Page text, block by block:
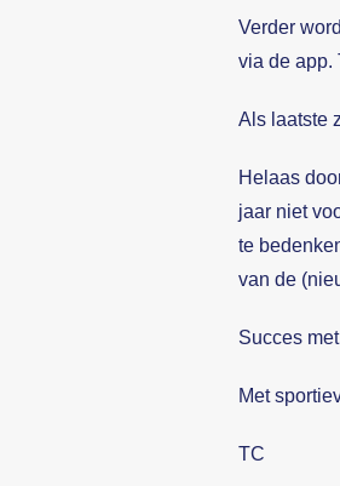
Verder
via de app.
Als laatste
Helaas
jaar niet
te
van de
Succes
Met
TC